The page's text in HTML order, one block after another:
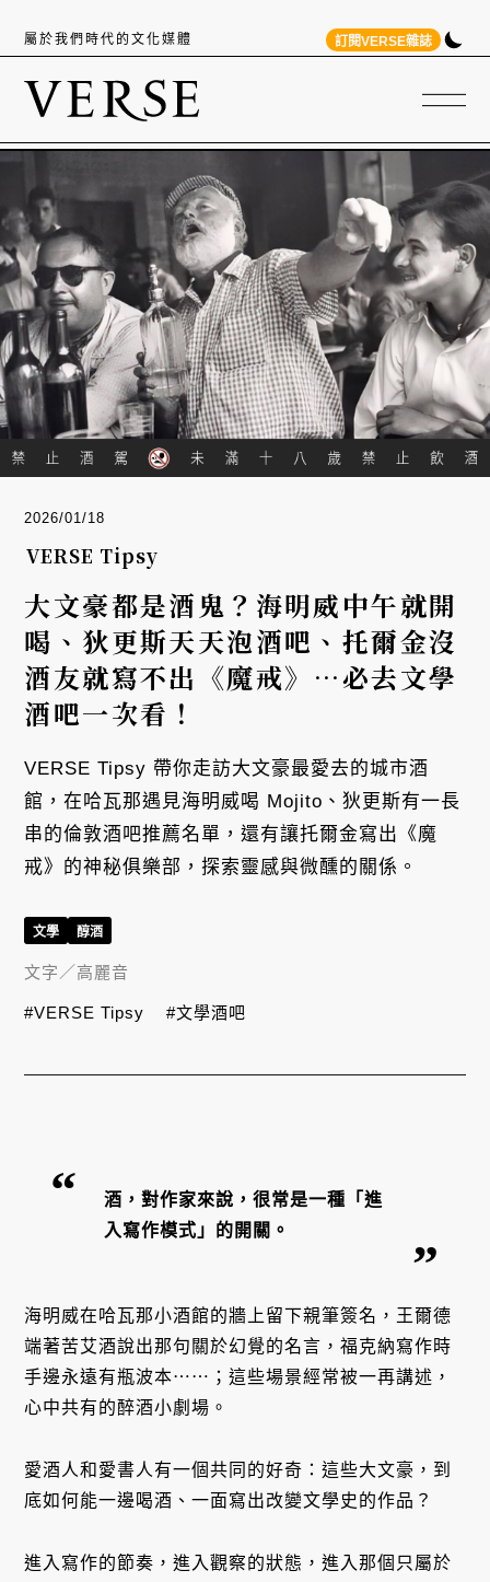
屬於我們時代的文化媒體 訂閱VERSE雜誌
2026/01/18
VERSE Tipsy
大文豪都是酒鬼？海明威中午就開
喝、狄更斯天天泡酒吧、托爾金沒
酒友就寫不出《魔戒》⋯必去文學
酒吧一次看！
VERSE Tipsy 帶你走訪大文豪最愛去的城市酒
館，在哈瓦那遇見海明威喝 Mojito、狄更斯有一長
串的倫敦酒吧推薦名單，還有讓托爾金寫出《魔
戒》的神秘俱樂部，探索靈感與微醺的關係。
酒，對作家來說，很常是一種「進
入寫作模式」的開關。
海明威在哈瓦那小酒館的牆上留下親筆簽名，王爾德
端著苦艾酒說出那句關於幻覺的名言，福克納寫作時
手邊永遠有瓶波本⋯⋯；這些場景經常被一再講述，
心中共有的醉酒小劇場。
愛酒人和愛書人有一個共同的好奇：這些大文豪，到
底如何能一邊喝酒、一面寫出改變文學史的作品？
進入寫作的節奏，進入觀察的狀態，進入那個只屬於
文學 醇酒
文字／高麗音
#VERSE Tipsy #文學酒吧